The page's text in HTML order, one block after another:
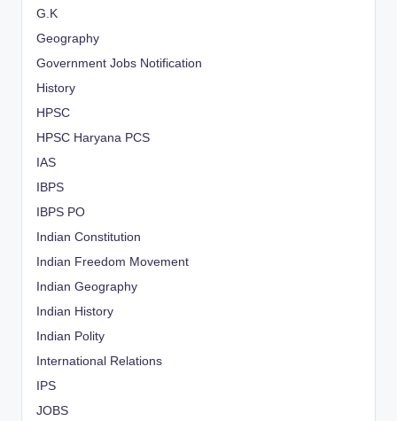
G.K
Geography
Government Jobs Notification
History
HPSC
HPSC Haryana PCS
IAS
IBPS
IBPS PO
Indian Constitution
Indian Freedom Movement
Indian Geography
Indian History
Indian Polity
International Relations
IPS
JOBS